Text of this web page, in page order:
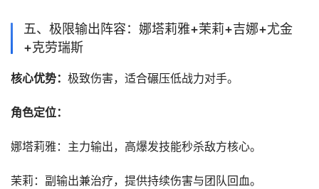
‌五、极限输出阵容：娜塔莉雅+茉莉+吉娜+尤金
+克劳瑞斯‌
‌核心优势‌： 极致伤害，适合碾压低战力对手。
‌角色定位‌：
‌娜塔莉雅‌：主力输出，高爆发技能秒杀敌方核心。
‌茉莉‌：副输出兼治疗，提供持续伤害与团队回血。